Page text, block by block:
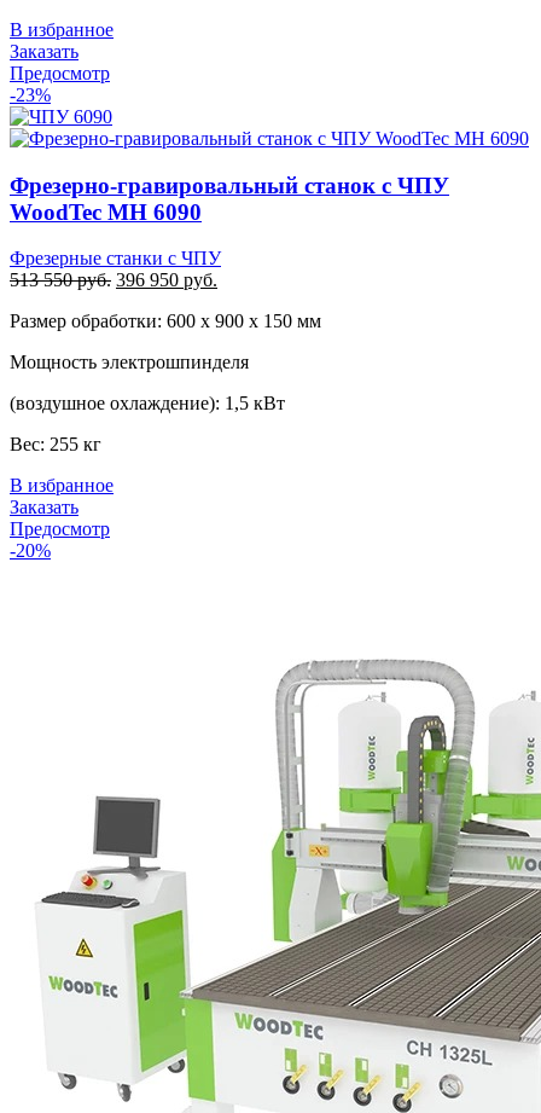
В избранное
Заказать
Предосмотр
-23%
Фрезерно-гравировальный станок с ЧПУ
WoodTec MH 6090
Фрезерные станки с ЧПУ
513 550руб. Первоначальная
составляла
550 руб..
396 950 руб.
396
Размер обработки: 600 х 900 х 150 мм
Мощность электрошпинделя
(воздушное охлаждение): 1,5 кВт
Вес: 255 кг
В избранное
Заказать
Предосмотр
-20%